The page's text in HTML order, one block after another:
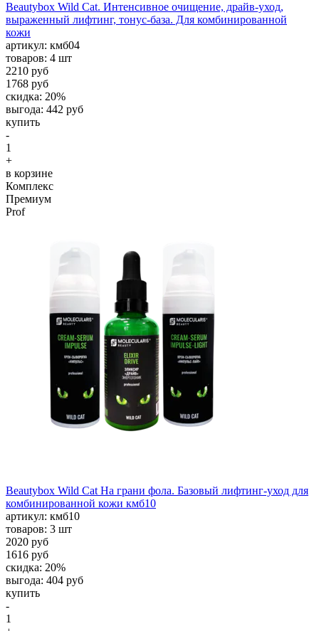
Beautybox Wild Cat. Интенсивное очищение, драйв-уход,
выраженный лифтинг, тонус-база. Для комбинированной
кожи
aртикул: кмб04
товаров: 4 шт
2210 руб
1768 руб
скидка: 20%
выгода: 442 руб
купить
-
1
+
в корзине
Комплекс
Премиум
Prof
Beautybox Wild Cat На грани фола. Базовый лифтинг-уход для
комбинированной кожи кмб10
aртикул: кмб10
товаров: 3 шт
2020 руб
1616 руб
скидка: 20%
выгода: 404 руб
купить
-
1